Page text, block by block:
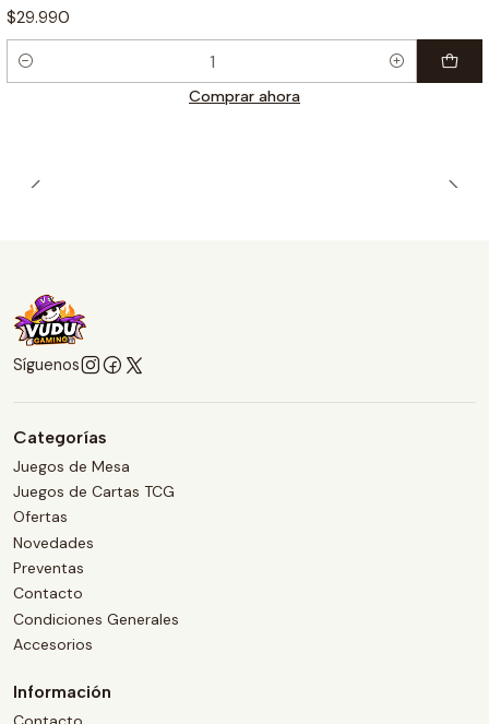
$29.990
Cantidad
Comprar ahora
Síguenos
Categorías
Juegos de Mesa
Juegos de Cartas TCG
Ofertas
Novedades
Preventas
Contacto
Condiciones Generales
Accesorios
Información